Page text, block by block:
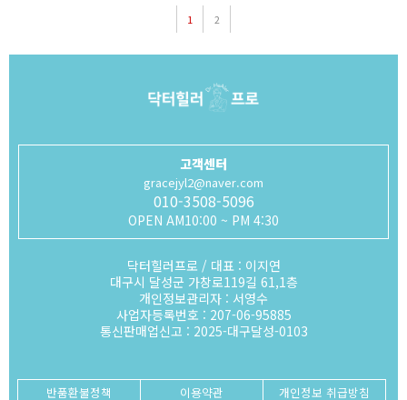
1 2
고객센터
gracejyl2@naver.com
010-3508-5096
OPEN AM10:00 ~ PM 4:30
닥터힐러프로 / 대표 : 이지연
대구시 달성군 가창로119길 61,1층
개인정보관리자 : 서영수
사업자등록번호 : 207-06-95885
통신판매업신고 : 2025-대구달성-0103
반품환불정책 이용약관 개인정보 취급방침